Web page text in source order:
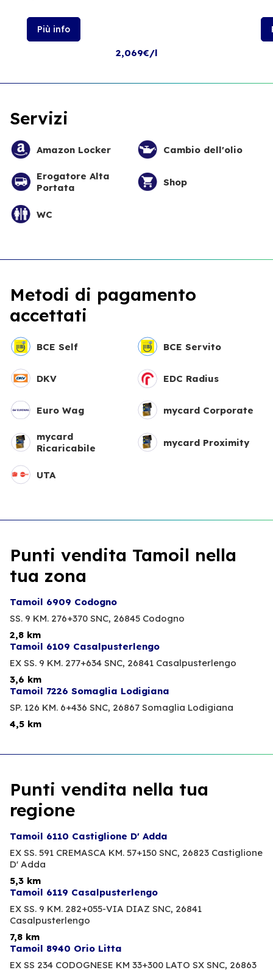
Più info
2,069€/l
Servizi
Amazon Locker Cambio dell'olio
Erogatore Alta
Portata
Shop
WC
Metodi di pagamento
accettati
BCE Self BCE Servito
DKV EDC Radius
Euro Wag mycard Corporate
mycard
Ricaricabile
mycard Proximity
UTA
Punti vendita Tamoil nella
tua zona
Tamoil 6909 Codogno
SS. 9 KM. 276+370 SNC, 26845 Codogno
2,8 km
Tamoil 6109 Casalpusterlengo
EX SS. 9 KM. 277+634 SNC, 26841 Casalpusterlengo
3,6 km
Tamoil 7226 Somaglia Lodigiana
SP. 126 KM. 6+436 SNC, 26867 Somaglia Lodigiana
4,5 km
Punti vendita nella tua
regione
Tamoil 6110 Castiglione D' Adda
EX SS. 591 CREMASCA KM. 57+150 SNC, 26823 Castiglione
D' Adda
5,3 km
Tamoil 6119 Casalpusterlengo
EX SS. 9 KM. 282+055-VIA DIAZ SNC, 26841
Casalpusterlengo
7,8 km
Tamoil 8940 Orio Litta
EX SS 234 CODOGNESE KM 33+300 LATO SX SNC, 26863